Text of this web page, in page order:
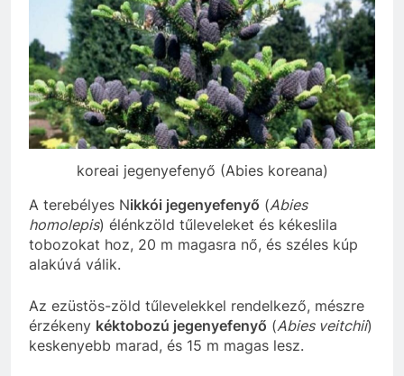
koreai jegenyefenyő (Abies koreana)
A terebélyes Nikkói jegenyefenyő (Abies
homolepis) élénkzöld tűleveleket és kékeslila
tobozokat hoz, 20 m magasra nő, és széles kúp
alakúvá válik.
Az ezüstös-zöld tűlevelekkel rendelkező, mészre
érzékeny kéktobozú jegenyefenyő (Abies veitchii)
keskenyebb marad, és 15 m magas lesz.